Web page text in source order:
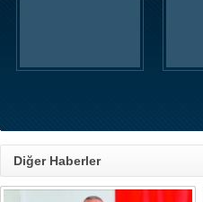
Diğer Haberler